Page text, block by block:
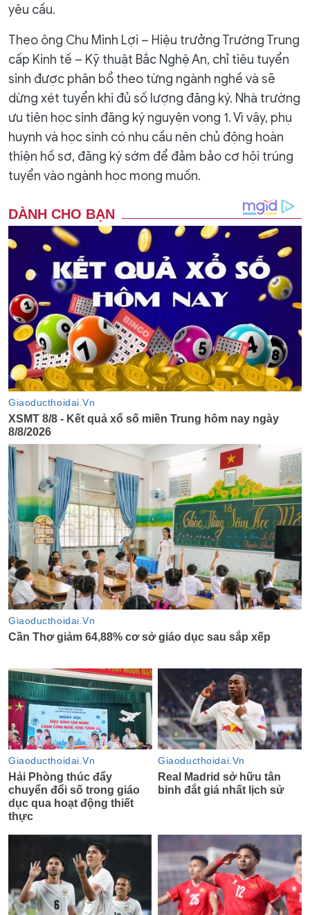
yêu cầu.
Theo ông Chu Minh Lợi – Hiệu trưởng Trường Trung
cấp Kinh tế – Kỹ thuật Bắc Nghệ An, chỉ tiêu tuyển
sinh được phân bổ theo từng ngành nghề và sẽ
dừng xét tuyển khi đủ số lượng đăng ký. Nhà trường
ưu tiên học sinh đăng ký nguyện vọng 1. Vì vậy, phụ
huynh và học sinh có nhu cầu nên chủ động hoàn
thiện hồ sơ, đăng ký sớm để đảm bảo cơ hội trúng
tuyển vào ngành học mong muốn.